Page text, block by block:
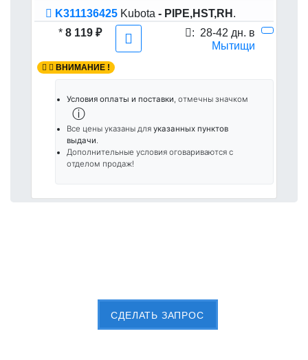
K311136425 Kubota - PIPE,HST,RH .
* 8 119 ₽ : 28-42 дн. в
Мытищи
ВНИМАНИЕ !
Условия оплаты и поставки, отмечны значком
ⓘ
Все цены указаны для указанных пунктов
выдачи.
Дополнительные условия оговариваются с
отделом продаж!
CДЕЛАТЬ ЗАПРОС